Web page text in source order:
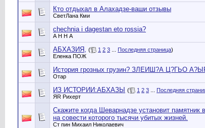
Кто отдыхал в Алахадзе-ваши отзывы
СветЛана Кми
chechnia i dagestan eto rossia?
А Н Н А
АБХАЗИЯ, ( 1 2 3 Последняя страница)
Еленка ПОЖ
История грозных грузин? ЗЛЕИШ?А Ц?ГЬО
Отар
ИЗ ИСТОРИИ:АБХАЗЫ ( 1 2 3 Последняя
ЯR Рихерт
Скажите когда Шеварнадзе установит
на совести которого тысячи убитых жизней.
Ст пин Михаил Николаевич